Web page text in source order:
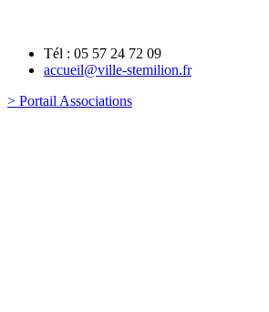
Tél : 05 57 24 72 09
accueil@ville-stemilion.fr
> Portail Associations